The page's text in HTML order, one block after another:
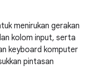
menirukan gerakan
kolom input, serta
keyboard komputer
pintasan